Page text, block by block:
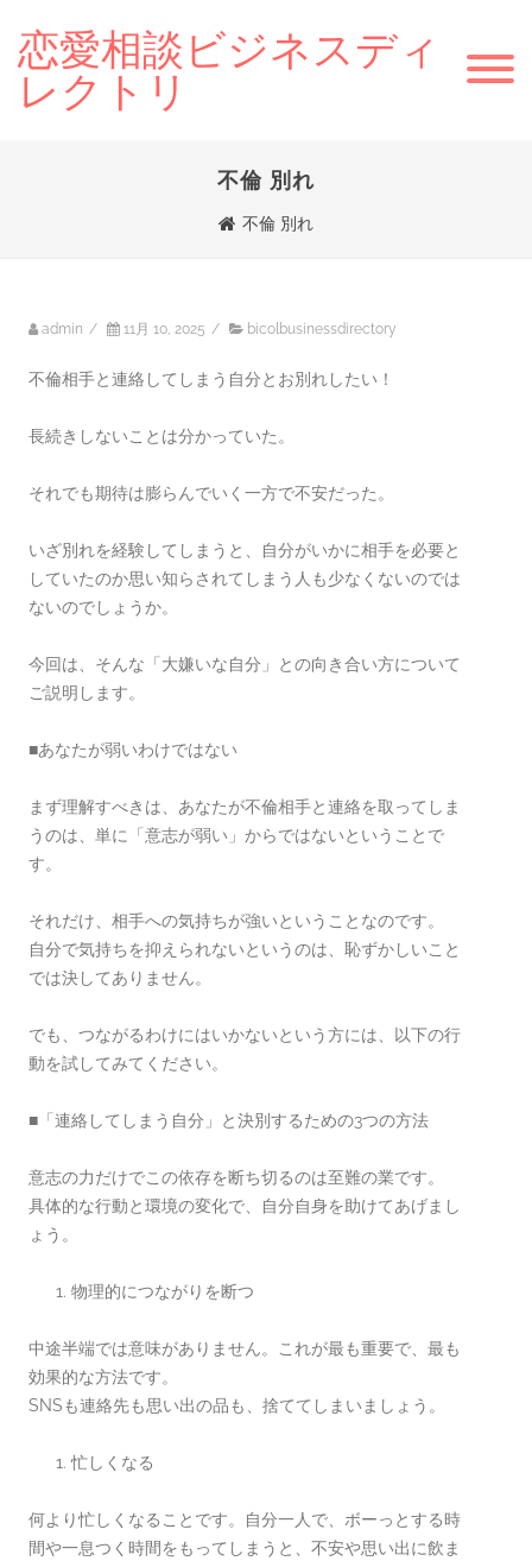
恋愛相談ビジネスディ
レクトリ
不倫 別れ
不倫 別れ
admin / 11月 10, 2025 / bicolbusinessdirectory
不倫相手と連絡してしまう自分とお別れしたい！
長続きしないことは分かっていた。
それでも期待は膨らんでいく一方で不安だった。
いざ別れを経験してしまうと、自分がいかに相手を必要と
していたのか思い知らされてしまう人も少なくないのでは
ないのでしょうか。
今回は、そんな「大嫌いな自分」との向き合い方について
ご説明します。
■あなたが弱いわけではない
まず理解すべきは、あなたが不倫相手と連絡を取ってしま
うのは、単に「意志が弱い」からではないということで
す。
それだけ、相手への気持ちが強いということなのです。
自分で気持ちを抑えられないというのは、恥ずかしいこと
では決してありません。
でも、つながるわけにはいかないという方には、以下の行
動を試してみてください。
■「連絡してしまう自分」と決別するための3つの方法
意志の力だけでこの依存を断ち切るのは至難の業です。
具体的な行動と環境の変化で、自分自身を助けてあげまし
ょう。
物理的につながりを断つ
中途半端では意味がありません。これが最も重要で、最も
効果的な方法です。
SNSも連絡先も思い出の品も、捨ててしまいましょう。
忙しくなる
何より忙しくなることです。自分一人で、ボーっとする時
間や一息つく時間をもってしまうと、不安や思い出に飲ま